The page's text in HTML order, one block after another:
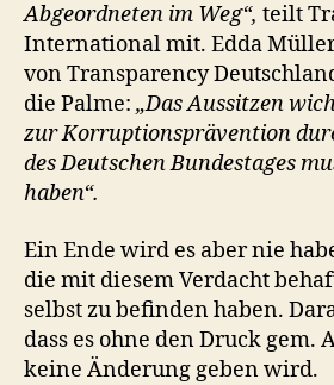
Abgeordneten im Weg“, teilt
International mit. Edda
von Transparency
die Palme: „Das Aussitzen
zur Korruptionsprävention
des Deutschen Bundestages
haben“.
Ein Ende wird es aber nie
die mit diesem Verdacht
selbst zu befinden haben.
dass es ohne den Druck gem.
keine Änderung geben wird.